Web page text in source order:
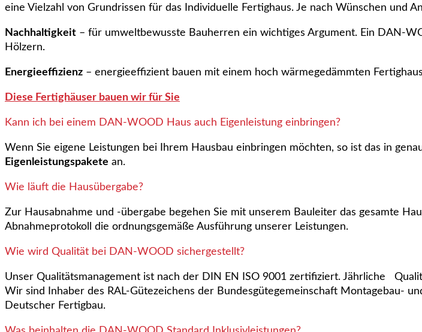
eine Vielzahl von Grundrissen für das Individuelle Fertighaus. Je nach Wünschen und
Nachhaltigkeit – für umweltbewusste Bauherren ein wichtiges Argument. Ein DAN-
Hölzern.
Energieeffizienz – energieeffizient bauen mit einem hoch wärmegedämmten
Diese Fertighäuser bauen wir für Sie
Kann ich bei einem DAN-WOOD Haus auch Eigenleistung einbringen?
Wenn Sie eigene Leistungen bei Ihrem Hausbau einbringen möchten, so ist das in
Eigenleistungspakete an.
Wie läuft die Hausübergabe?
Zur Hausabnahme und -übergabe begehen Sie mit unserem Bauleiter das gesamte
Abnahmeprotokoll die ordnungsgemäße Ausführung unserer Leistungen.
Wie wird Qualität bei DAN-WOOD sichergestellt?
Unser Qualitätsmanagement ist nach der DIN EN ISO 9001 zertifiziert. Jährliche
Wir sind Inhaber des RAL-Gütezeichens der Bundesgütegemeinschaft Montagebau-
Deutscher Fertigbau.